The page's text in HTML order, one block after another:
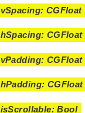
vSpacing: CGFloat
hSpacing: CGFloat
vPadding: CGFloat
hPadding: CGFloat
isScrollable: Bool